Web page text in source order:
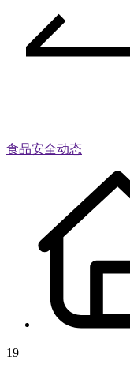
食品安全动态
19